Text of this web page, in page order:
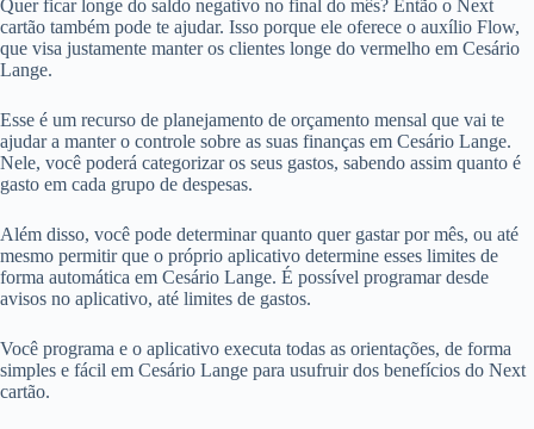
Quer ficar longe do saldo negativo no final do mês? Então o Next
cartão também pode te ajudar. Isso porque ele oferece o auxílio Flow,
que visa justamente manter os clientes longe do vermelho em Cesário
Lange.
Esse é um recurso de planejamento de orçamento mensal que vai te
ajudar a manter o controle sobre as suas finanças em Cesário Lange.
Nele, você poderá categorizar os seus gastos, sabendo assim quanto é
gasto em cada grupo de despesas.
Além disso, você pode determinar quanto quer gastar por mês, ou até
mesmo permitir que o próprio aplicativo determine esses limites de
forma automática em Cesário Lange. É possível programar desde
avisos no aplicativo, até limites de gastos.
Você programa e o aplicativo executa todas as orientações, de forma
simples e fácil em Cesário Lange para usufruir dos benefícios do Next
cartão.